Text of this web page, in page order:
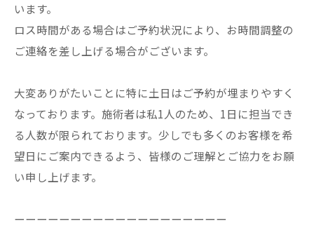
います。
ロス時間がある場合はご予約状況により、お時間調整の
ご連絡を差し上げる場合がございます。
大変ありがたいことに特に土日はご予約が埋まりやすく
なっております。施術者は私1人のため、1日に担当でき
る人数が限られております。少しでも多くのお客様を希
望日にご案内できるよう、皆様のご理解とご協力をお願
い申し上げます。
ーーーーーーーーーーーーーーーーーーー